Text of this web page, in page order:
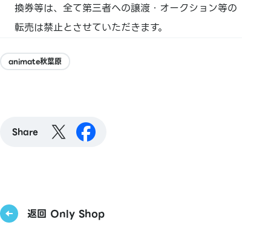
換券等は、全て第三者への譲渡・オークション等の
転売は禁止とさせていただきます。
animate秋葉原
Share
返回 Only Shop